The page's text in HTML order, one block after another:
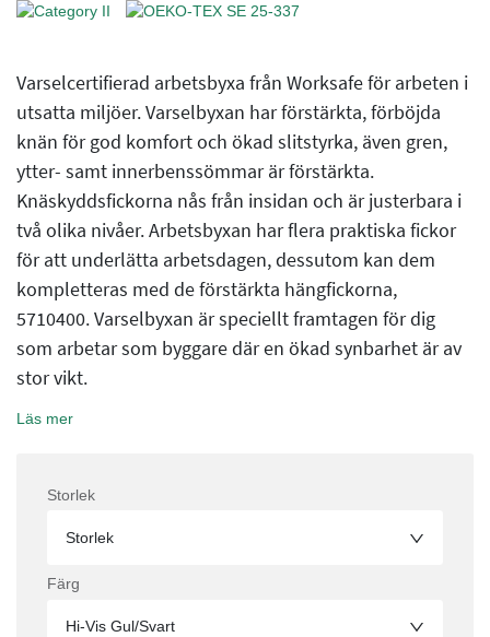
Varselcertifierad arbetsbyxa från Worksafe för arbeten i
utsatta miljöer. Varselbyxan har förstärkta, förböjda
knän för god komfort och ökad slitstyrka, även gren,
ytter- samt innerbenssömmar är förstärkta.
Knäskyddsfickorna nås från insidan och är justerbara i
två olika nivåer. Arbetsbyxan har flera praktiska fickor
för att underlätta arbetsdagen, dessutom kan dem
kompletteras med de förstärkta hängfickorna,
5710400. Varselbyxan är speciellt framtagen för dig
som arbetar som byggare där en ökad synbarhet är av
stor vikt.
Läs mer
Storlek
Storlek
Färg
Hi-Vis Gul/Svart